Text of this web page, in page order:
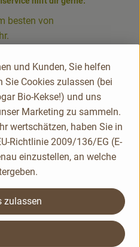
besten von
folgt:
& 14:30-18:00 Uhr
aus unserer eigenen Gärtnerei.
und Kunden, Sie helfen
Sie Cookies zulassen (bei
Bio-Kekse!) und uns
Marketing zu sammeln.
wertschätzen, haben Sie in
Richtlinie 2009/136/EG (E-
einzustellen, an welche
zulassen